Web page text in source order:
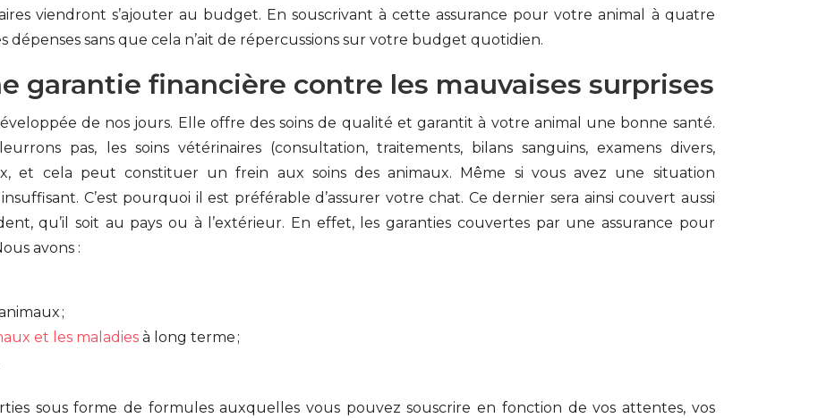
viendront s’ajouter au budget. En souscrivant à cette assurance pour votre animal à quatre
dépenses sans que cela n’ait de répercussions sur votre budget quotidien.
garantie financière contre les mauvaises surprises
de nos jours. Elle offre des soins de qualité et garantit à votre animal une bonne santé.
pas, les soins vétérinaires (consultation, traitements, bilans sanguins, examens divers,
et cela peut constituer un frein aux soins des animaux. Même si vous avez une situation
C’est pourquoi il est préférable d’assurer votre chat. Ce dernier sera ainsi couvert aussi
qu’il soit au pays ou à l’extérieur. En effet, les garanties couvertes par une assurance pour
avons :
;
et les maladies à long terme ;
sous forme de formules auxquelles vous pouvez souscrire en fonction de vos attentes, vos